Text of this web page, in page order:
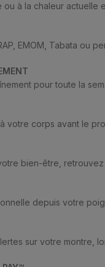
ou à la chaleur
EMOM, Tabata ou
pour toute la
votre corps avant le
bien-être,
depuis votre
sur votre montre,